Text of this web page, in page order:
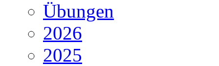
Übungen
2026
2025